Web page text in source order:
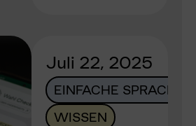
Juli 22, 2025
EINFACHE SPRACHE
WISSEN